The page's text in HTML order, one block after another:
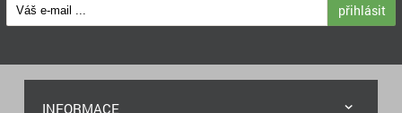
přihlásit
INFORMACE